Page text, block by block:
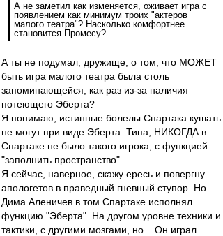
А не заметил как изменяется, оживает игра с
появлением как минимум троих "актеров
малого театра"? Насколько комфортнее
становится Промесу?
А ты не подумал, дружище, о том, что МОЖЕТ
быть игра малого театра была столь
запоминающейся, как раз из-за наличия
потеющего Эберта?
Я понимаю, истинные болелы Спартака кушать
не могут при виде Эберта. Типа, НИКОГДА в
Спартаке не было такого игрока, с функцией
"заполнить пространство".
Я сейчас, наверное, скажу ересь и повергну
апологетов в праведный гневный ступор. Но.
Дима Аленичев в том Спартаке исполнял
функцию "Эберта". На другом уровне техники и
тактики, с другими мозгами, но... Он играл